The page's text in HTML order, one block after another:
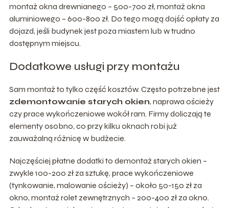
montaż okna drewnianego – 500-700 zł, montaż okna
aluminiowego – 600-800 zł. Do tego mogą dojść opłaty za
dojazd, jeśli budynek jest poza miastem lub w trudno
dostępnym miejscu.
Dodatkowe usługi przy montażu
Sam montaż to tylko część kosztów. Często potrzebne jest
zdemontowanie starych okien, naprawa ościeży
czy prace wykończeniowe wokół ram. Firmy doliczają te
elementy osobno, co przy kilku oknach robi już
zauważalną różnicę w budżecie.
Najczęściej płatne dodatki to demontaż starych okien –
zwykle 100-200 zł za sztukę, prace wykończeniowe
(tynkowanie, malowanie ościeży) – około 50-150 zł za
okno, montaż rolet zewnętrznych – 200-400 zł za okno.